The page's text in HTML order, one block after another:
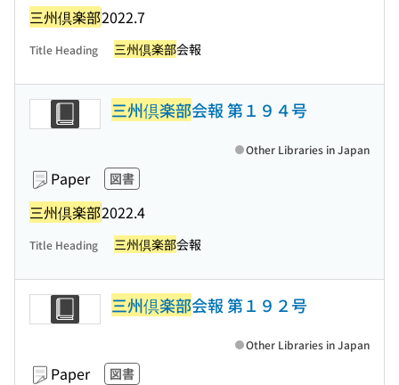
三州倶楽部2022.7
Title Heading 三州倶楽部会報
三州倶楽部会報 第１９４号
Paper 図書
三州倶楽部2022.4
Other Libraries in Japan
Title Heading 三州倶楽部会報
三州倶楽部会報 第１９２号
Paper 図書
Other Libraries in Japan